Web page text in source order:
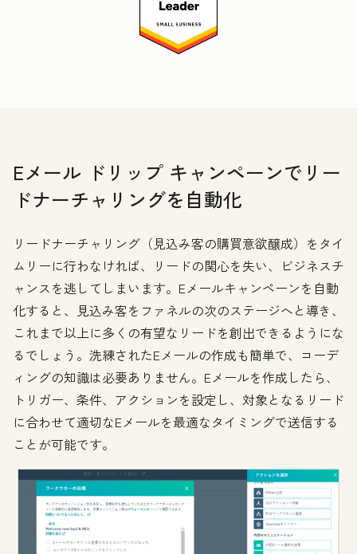
Eメール ドリップ キャンペーンでリー
ドナーチャリングを自動化
リードナーチャリング（見込み客の購買意欲醸成）をタイ
ムリーに行わなければ、リードの関心を失い、ビジネスチ
ャンスを逃してしまいます。Eメールキャンペーンを自動
化すると、見込み客をファネルの次のステージへと導き、
これまで以上に多くの有望なリードを創出できるようにな
るでしょう。洗練されたEメールの作成も簡単で、コーデ
ィングの知識は必要ありません。Eメールを作成したら、
トリガー、条件、アクションを設定し、対象となるリード
に合わせて適切なEメールを最適なタイミングで送信する
ことが可能です。